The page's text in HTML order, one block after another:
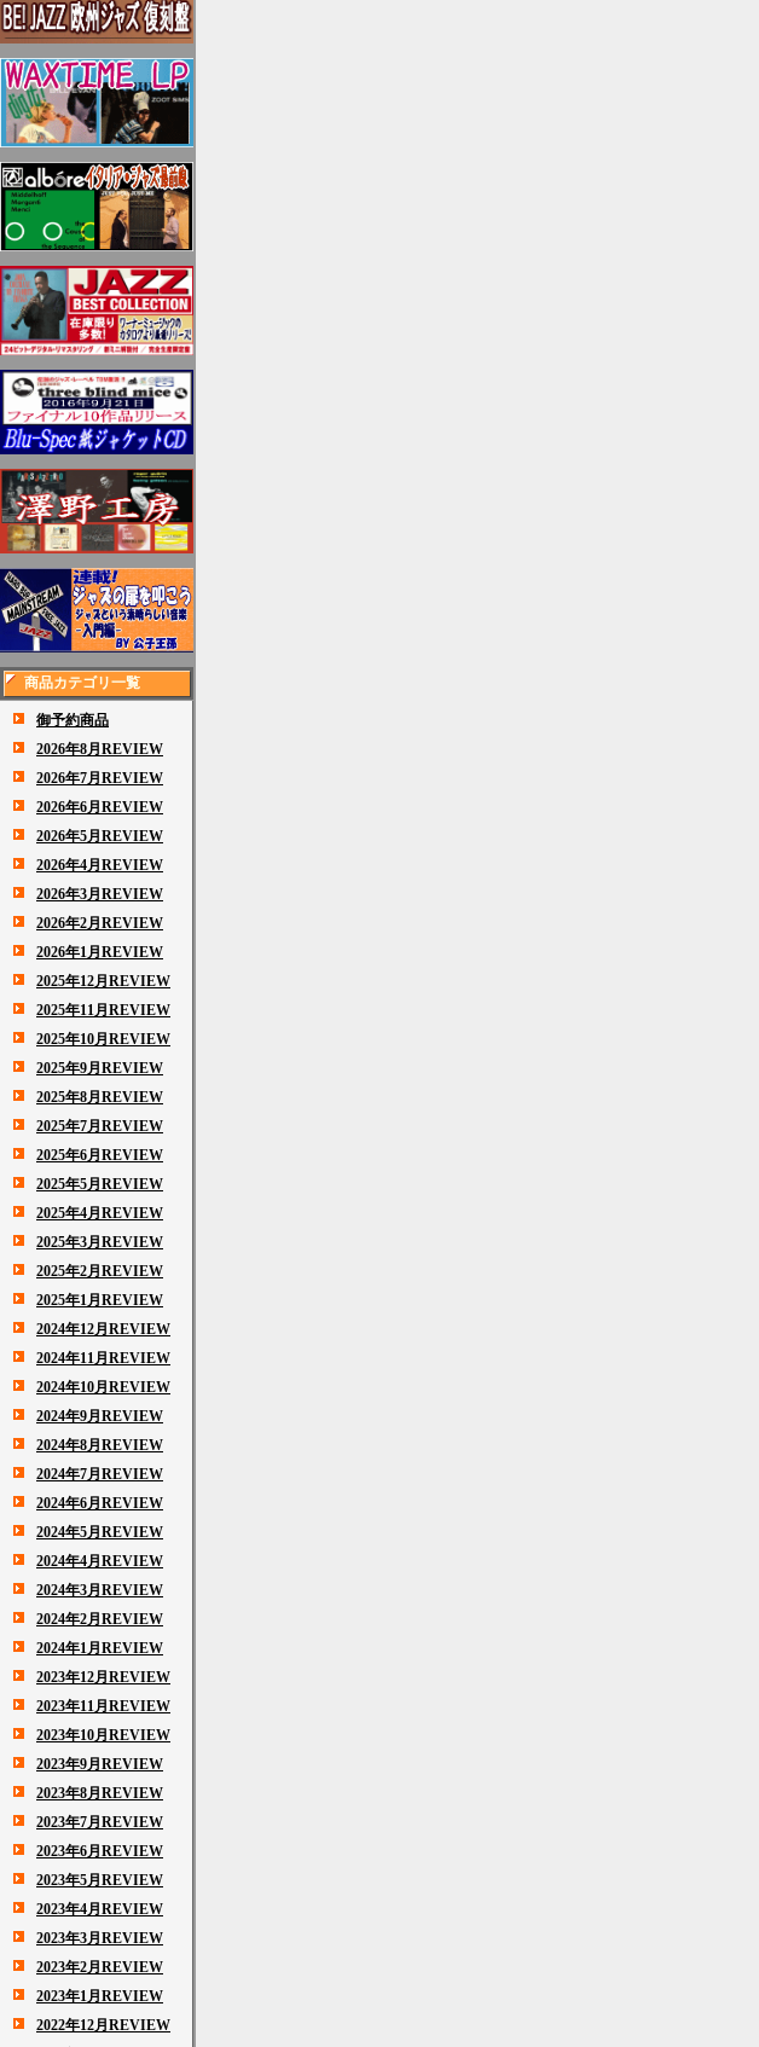
商品カテゴリ一覧
御予約商品
2026年8月REVIEW
2026年7月REVIEW
2026年6月REVIEW
2026年5月REVIEW
2026年4月REVIEW
2026年3月REVIEW
2026年2月REVIEW
2026年1月REVIEW
2025年12月REVIEW
2025年11月REVIEW
2025年10月REVIEW
2025年9月REVIEW
2025年8月REVIEW
2025年7月REVIEW
2025年6月REVIEW
2025年5月REVIEW
2025年4月REVIEW
2025年3月REVIEW
2025年2月REVIEW
2025年1月REVIEW
2024年12月REVIEW
2024年11月REVIEW
2024年10月REVIEW
2024年9月REVIEW
2024年8月REVIEW
2024年7月REVIEW
2024年6月REVIEW
2024年5月REVIEW
2024年4月REVIEW
2024年3月REVIEW
2024年2月REVIEW
2024年1月REVIEW
2023年12月REVIEW
2023年11月REVIEW
2023年10月REVIEW
2023年9月REVIEW
2023年8月REVIEW
2023年7月REVIEW
2023年6月REVIEW
2023年5月REVIEW
2023年4月REVIEW
2023年3月REVIEW
2023年2月REVIEW
2023年1月REVIEW
2022年12月REVIEW